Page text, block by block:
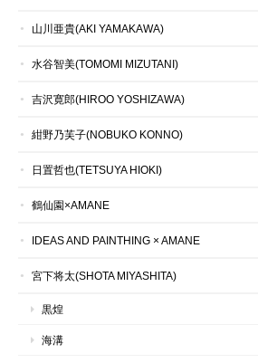
山川亜貴(AKI YAMAKAWA)
水谷智美(TOMOMI MIZUTANI)
吉沢寛郎(HIROO YOSHIZAWA)
紺野乃芙子(NOBUKO KONNO)
日置哲也(TETSUYA HIOKI)
鶴仙園×AMANE
IDEAS AND PAINTHING × AMANE
宮下将太(SHOTA MIYASHITA)
黒煌
海溝